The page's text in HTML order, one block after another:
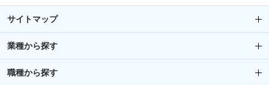
サイトマップ
業種から探す
職種から探す